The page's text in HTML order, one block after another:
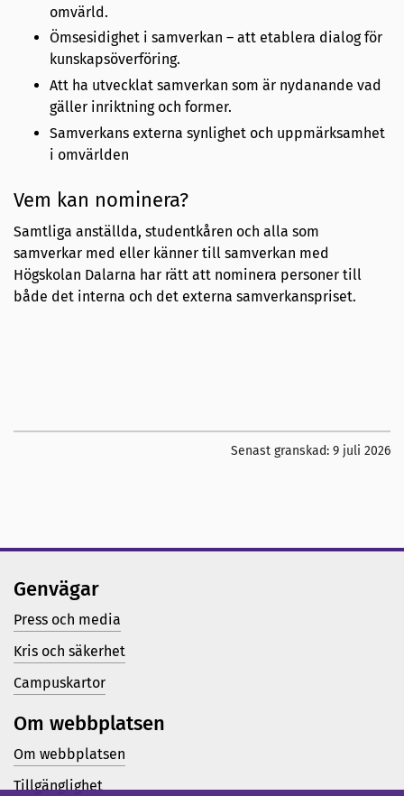
omvärld.
Ömsesidighet i samverkan – att etablera dialog för
kunskapsöverföring.
Att ha utvecklat samverkan som är nydanande vad
gäller inriktning och former.
Samverkans externa synlighet och uppmärksamhet
i omvärlden
Vem kan nominera?
Samtliga anställda, studentkåren och alla som
samverkar med eller känner till samverkan med
Högskolan Dalarna har rätt att nominera personer till
både det interna och det externa samverkanspriset.
Senast granskad: 9 juli 2026
Genvägar
Press och media
Kris och säkerhet
Campuskartor
Om webbplatsen
Om webbplatsen
Tillgänglighet